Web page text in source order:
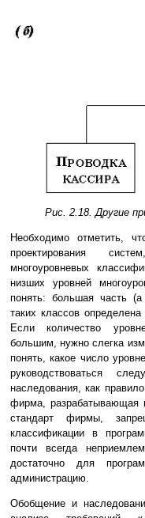
Рис. 2.18. Другие
Необходимо отметить,
проектирования
многоуровневых
низших уровней
понять: большая часть
таких классов
Если количество
большим, нужно слегка
понять, какое число
руководствоваться
наследования, как
фирма, разрабатывающая
стандарт фирмы,
классификации в
почти всегда
достаточно для
администрацию.
Обобщение и